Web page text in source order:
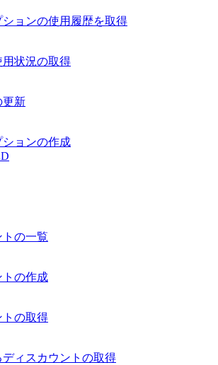
ョンの使用履歴を取得
用状況の取得
更新
ョンの作成
の一覧
トの作成
トの取得
ディスカウントの取得